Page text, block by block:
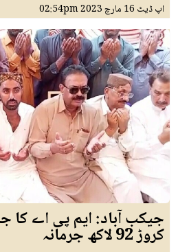
اپ ڈیٹ 16 مارچ 2023 02:54pm
کروڑ 92 لاکھ جرمانہ